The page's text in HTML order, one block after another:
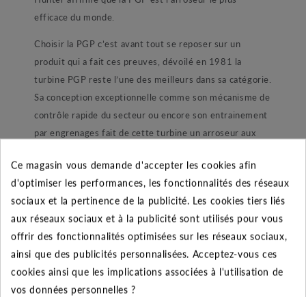
efficace du monde.
Choisir la PGP c’est avant tout se reposer sur un
produit qui a fait ces preuves, dévoilé en 1981 la
turbine PGP reste l’une des meilleurs dans sa catégorie.
Sa conception exceptionnelle comme son mécanisme de
contrôle rapide du secteur ou encore son entrainement
par engrenages fait de cette turbine un arroseur aux
amélioration aux fils des années comme son couvercle
en caoutchouc qui protège les mécanismes de réglage,
ou encore l’étude d’un large écran d’eau pour limiter
l’obstruction des buses la PGP S’impose sur le marché
des turbines. En choisissant la PGP ADJ c’est
l’assurance d’un arrosage régulier et uniforme pour
preuve elle reste l’arroseur préféré des professionnels.
Ce magasin vous demande d'accepter les cookies afin
d'optimiser les performances, les fonctionnalités des réseaux
sociaux et la pertinence de la publicité. Les cookies tiers liés
aux réseaux sociaux et à la publicité sont utilisés pour vous
offrir des fonctionnalités optimisées sur les réseaux sociaux,
ainsi que des publicités personnalisées. Acceptez-vous ces
cookies ainsi que les implications associées à l'utilisation de
vos données personnelles ?